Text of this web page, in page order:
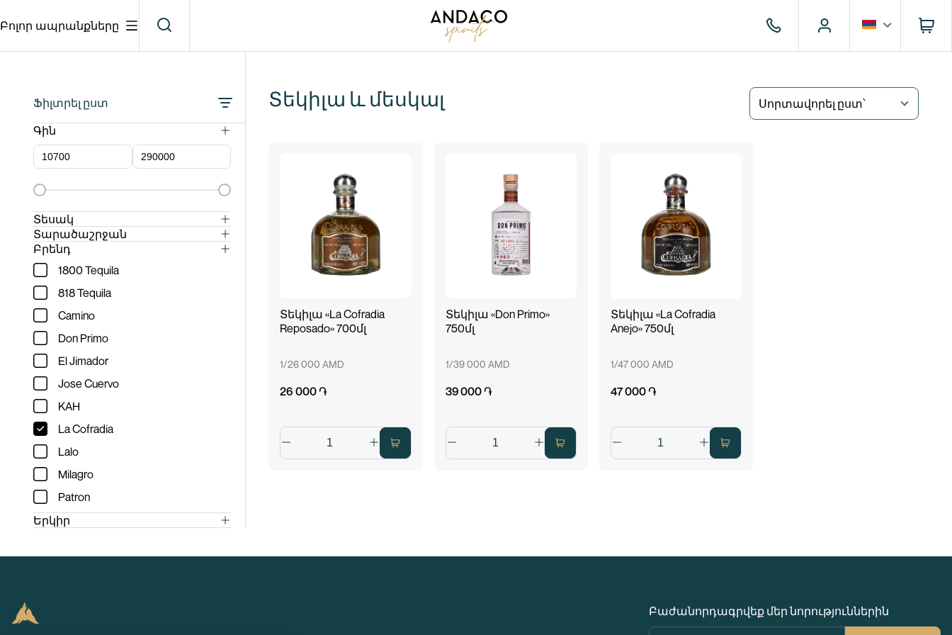
Բոլոր ապրանքները
Ֆիլտրել ըստ
Գին
Տեսակ
Անեխո
Բլանկո
Էքստրա անեխո
Կրիստալինո
Ռեպոսադո
Տարածաշրջան
Էնսենադա
Խալիսկո
Բրենդ
1800 Tequila
818 Tequila
Camino
Don Primo
El Jimador
Jose Cuervo
KAH
La Cofradia
Lalo
Milagro
Patron
Երկիր
Մեքսիկա
Տեկիլա և մեսկալ Սորտավորել ըստ՝
Տեկիլա «La Cofradia
Reposado» 700մլ
1/26 000 AMD
26 000 ֏
Տեկիլա «Don Primo»
750մլ
1/39 000 AMD
39 000 ֏
Տեկիլա «La Cofradia
Anejo» 750մլ
1/47 000 AMD
47 000 ֏
Բաժանորդագրվեք մեր նորություններին